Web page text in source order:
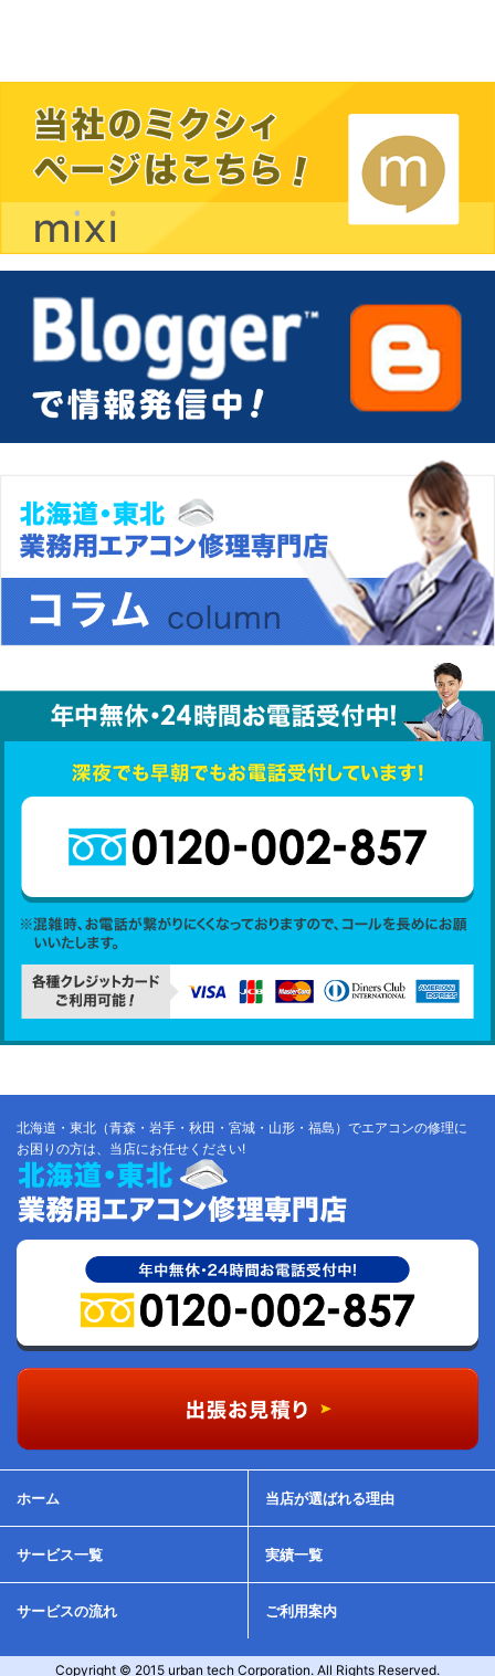
北海道・東北（青森・岩手・秋田・宮城・山形・福島）でエアコンの修理に
お困りの方は、当店にお任せください!
ホーム 当店が選ばれる理由
サービス一覧 実績一覧
サービスの流れ ご利用案内
Copyright © 2015 urban tech Corporation. All Rights Reserved.